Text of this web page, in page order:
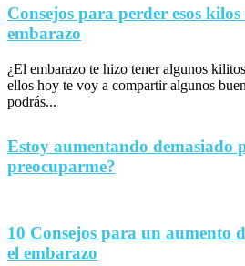
Consejos para perder esos kilos
embarazo
¿El embarazo te hizo tener algunos
ellos hoy te voy a compartir algunos
podrás...
Estoy aumentando demasiado
preocuparme?
10 Consejos para un aumento
el embarazo